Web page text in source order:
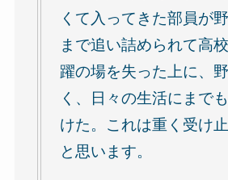
くて入ってきた部員が
まで追い詰められて高
躍の場を失った上に、
く、日々の生活にまで
けた。これは重く受け
と思います。